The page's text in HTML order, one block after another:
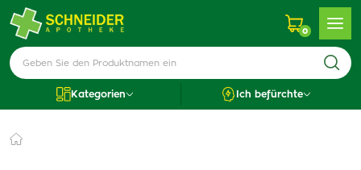
0
Kategorien Ich befürchte